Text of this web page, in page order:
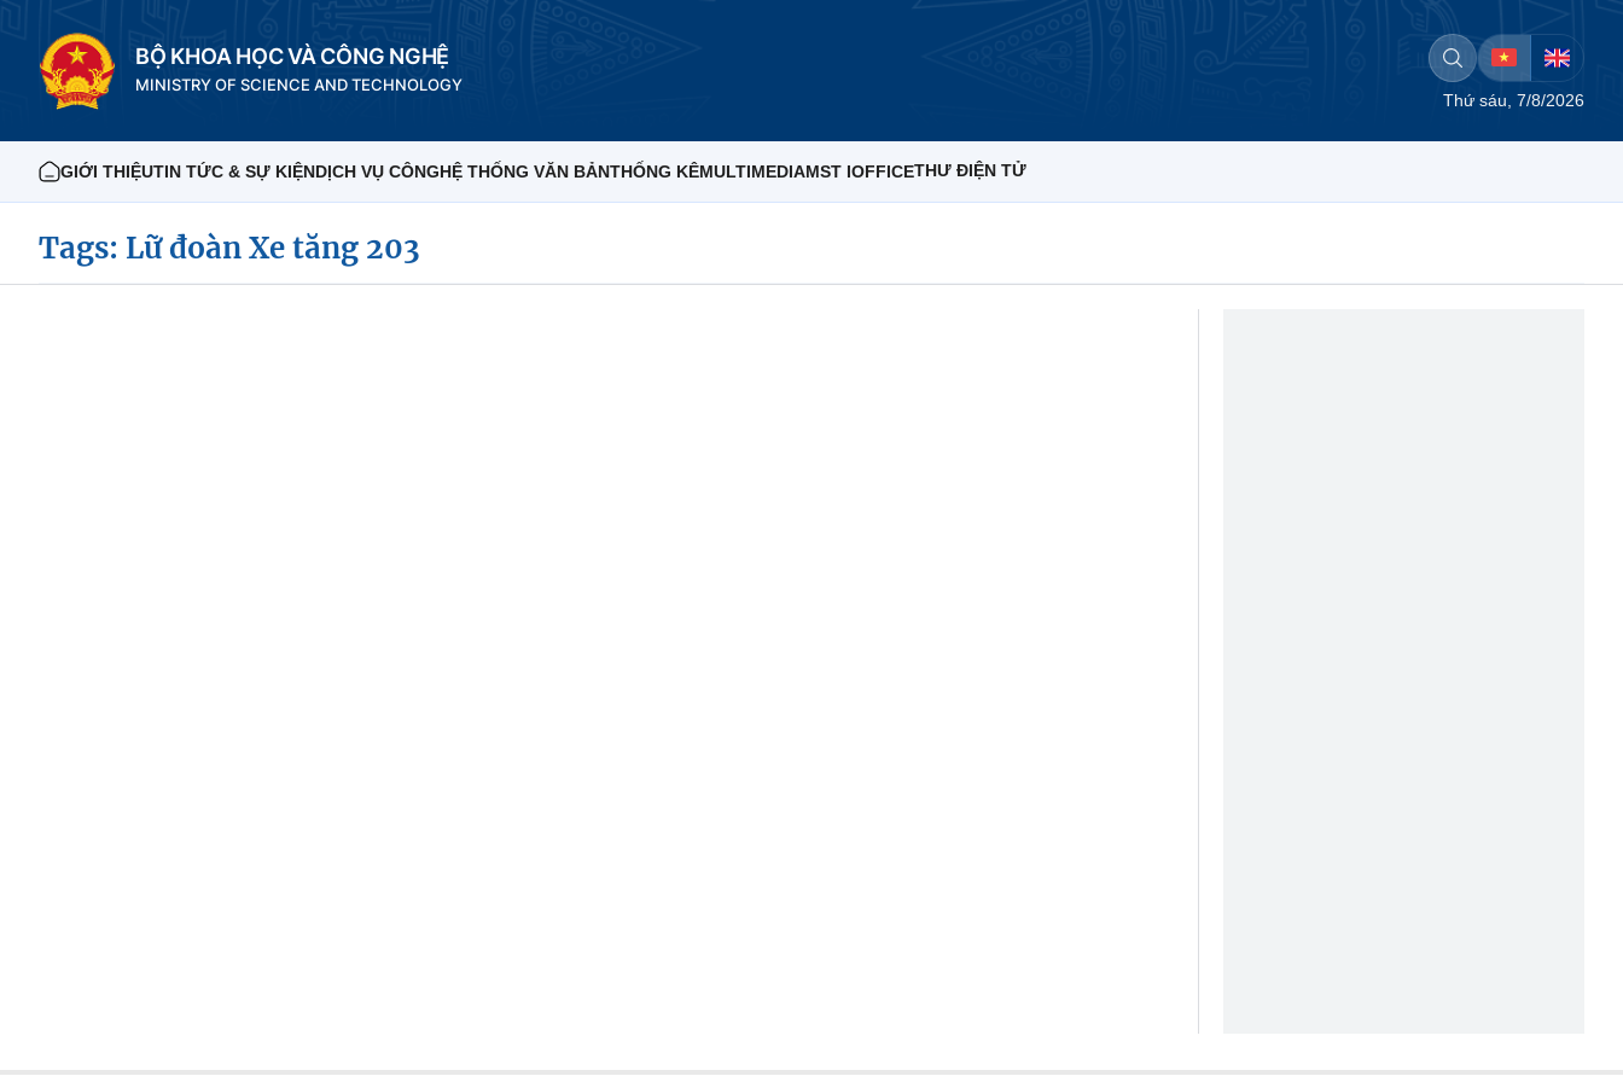
BỘ KHOA HỌC VÀ CÔNG NGHỆ
MINISTRY OF SCIENCE AND TECHNOLOGY
Thứ sáu, 7/8/2026
GIỚI THIỆUTIN TỨC & SỰ KIỆNDỊCH VỤ CÔNGHỆ THỐNG VĂN BẢNTHỐNG KÊMULTIMEDIAMST IOFFICETHƯ ĐIỆN TỬ
Tags: Lữ đoàn Xe tăng 203